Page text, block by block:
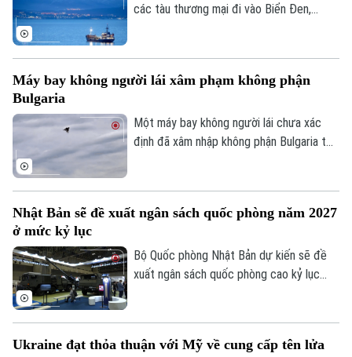
Chuyên mục
Thời sự
Hà Nội
Chính trị
Hà Nội
Nhịp sống Hà Nội
Người Hà Nội
Thế giới
Tin tức
Kinh tế
các tàu thương mại đi vào Biển Đen,
Máy bay không người lái xâm phạm không phận
Bulgaria
Một máy bay không người lái chưa xác
định đã xâm nhập không phận Bulgaria từ
và các biện pháp an ninh dọc biên giới
Nhật Bản sẽ đề xuất ngân sách quốc phòng năm 2027
ở mức kỷ lục
Bộ Quốc phòng Nhật Bản dự kiến sẽ đề
xuất ngân sách quốc phòng cao kỷ lục
Ukraine đạt thỏa thuận với Mỹ về cung cấp tên lửa